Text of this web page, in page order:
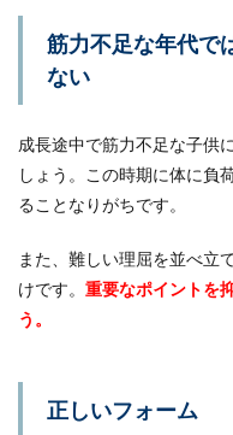
子供
に
バ
バレ
性が
筋力不足な年代で
ない
成長途中で筋力不足な子供
しょう。この時期に体に負
ることなりがちです。
また、難しい理屈を並べ立
けです。 重要なポイントを
う。
正しいフォーム